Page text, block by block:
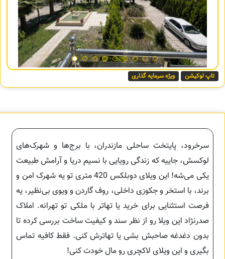
تاپ لوکیشن ویژه سرمایه گذاری
سرخرود، پایتخت ساحلی مازندران، با برج‌ها و شهرک‌های
لوکسش، جاییه که زندگی رویایی با نسیم دریا و آرامش طبیعت
یکی می‌شه! این ویلای دوبلکس 420 متری تو یه شهرک امن و
برند، با استخر و جکوزی داخلی، روف گاردن و ویوی بی‌نظیر، یه
فرصت استثنایی برای خرید یا تهاتر با ملکی تو تهرانه. املاک
صدرنژاد این ویلا رو از نظر سند و کیفیت ساخت بررسی کرده تا
بدون دغدغه صاحبش بشی یا تهاترش کنی. فقط کافیه تماس
بگیری و این ویلای لاکچری رو مال خودت کنی!